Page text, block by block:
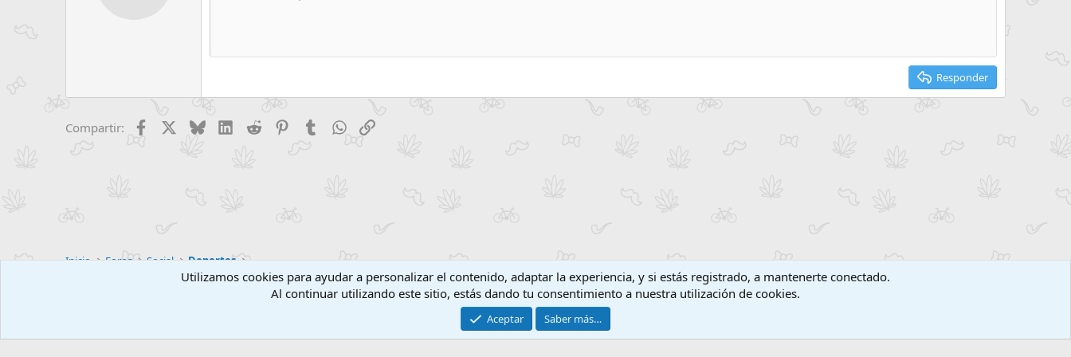
18
Encabezado 3
Trebuchet MS
Responder
Compartir: Facebook BlueskyLinkedIn
Reddit PinterestTumblrWhatsApp
Enlace
Inicio Foros Social Deportes
Contáctanos Términos y reglas
Community platform by XenForo® © 2010-2026 XenForo Ltd.
Utilizamos cookies para ayudar a personalizar el contenido, adaptar la experiencia, y si estás registrado, a mantenerte conectado.
Al continuar utilizando este sitio, estás dando tu consentimiento a nuestra utilización de cookies.
Aceptar Saber más…